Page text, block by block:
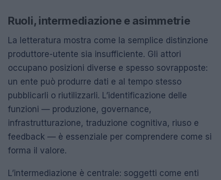
Ruoli, intermediazione e asimmetrie
La letteratura mostra come la semplice distinzione
produttore-utente sia insufficiente. Gli attori
occupano posizioni diverse e spesso sovrapposte:
un ente può produrre dati e al tempo stesso
pubblicarli o riutilizzarli. L’identificazione delle
funzioni — produzione, governance,
infrastrutturazione, traduzione cognitiva, riuso e
feedback — è essenziale per comprendere come si
forma il valore.
L’intermediazione è centrale: soggetti come enti